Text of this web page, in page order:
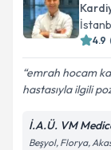
E-posta
4.9
emrah hocam
hastasıyla ilgili
İ.A.Ü. VM
Beşyol, Florya,